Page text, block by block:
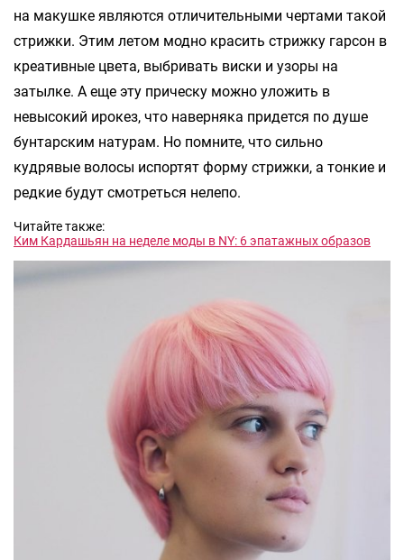
на макушке являются отличительными чертами такой
стрижки. Этим летом модно красить стрижку гарсон в
креативные цвета, выбривать виски и узоры на
затылке. А еще эту прическу можно уложить в
невысокий ирокез, что наверняка придется по душе
бунтарским натурам. Но помните, что сильно
кудрявые волосы испортят форму стрижки, а тонкие и
редкие будут смотреться нелепо.
Читайте также:
Ким Кардашьян на неделе моды в NY: 6 эпатажных образов